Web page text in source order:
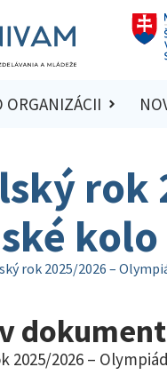
ORGANIZÁCII
rok
rok 2025/2026 –
2025/2026 –